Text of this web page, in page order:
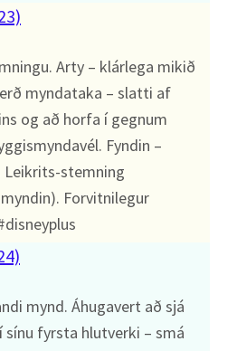
Arty – klárlega mikið
myndataka – slatti af
og að horfa í gegnum
Fyndin –
Leikrits-stemning
Forvitnilegur
mynd. Áhugavert að sjá
sínu fyrsta hlutverki – smá